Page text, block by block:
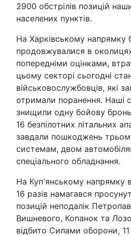
2900 обстрілів позицій
населених пунктів.
На Харківському напрямку
продовжувалися в
попередніми оцінками,
цьому секторі сьогодні
військовослужбовців, які
отримали поранення. Наші
знищили одну бойову
16 безпілотних літальних
завдали пошкоджень трьом
системам, двом
спеціального обладнання.
На Куп'янському напрямку
16 разів намагався
позицій неподалік
Вишневого, Копанок та
відбито Силами оборони, 11